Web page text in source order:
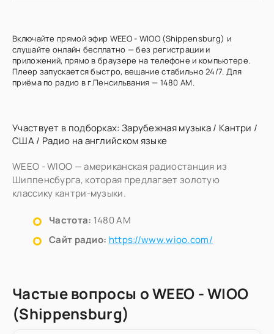
Включайте прямой эфир WEEO - WIOO (Shippensburg) и
слушайте онлайн бесплатно — без регистрации и
приложений, прямо в браузере на телефоне и компьютере.
Плеер запускается быстро, вещание стабильно 24/7. Для
приёма по радио в г.Пенсильвания — 1480 AM.
Участвует в подборках: Зарубежная музыка/ Кантри /
США / Радио на английском языке
WEEO - WIOO — американская радиостанция из
Шиппенсбурга, которая предлагает золотую
классику кантри-музыки.
Частота: 1480 AM
Сайт радио: https://www.wioo.com/
Частые вопросы о WEEO - WIOO
(Shippensburg)